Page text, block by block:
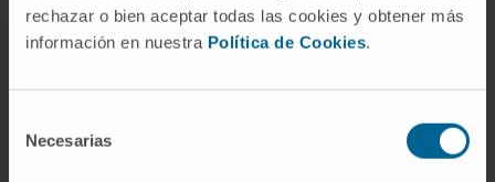
rechazar o bien aceptar todas las cookies y obtener más
información en nuestra Política de Cookies.
Necesarias
Conozca a los profesionales